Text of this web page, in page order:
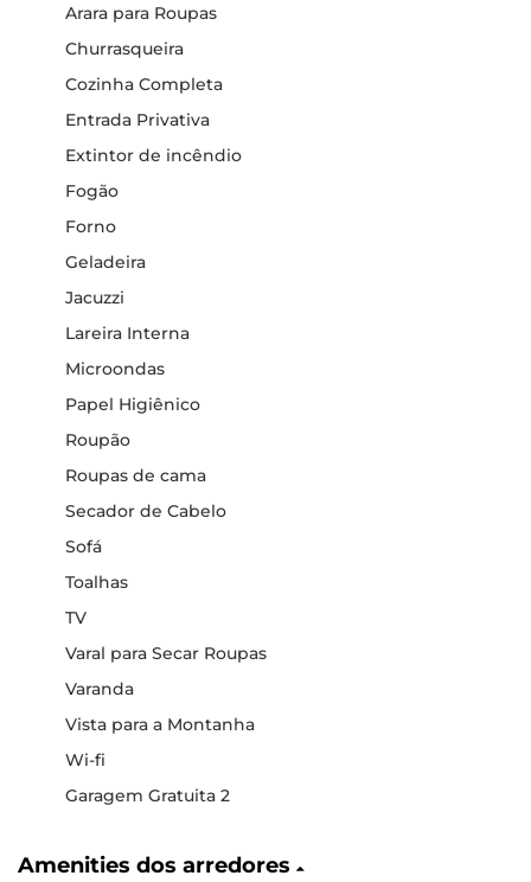
Arara para Roupas
Churrasqueira
Cozinha Completa
Entrada Privativa
Extintor de incêndio
Fogão
Forno
Geladeira
Jacuzzi
Lareira Interna
Microondas
Papel Higiênico
Roupão
Roupas de cama
Secador de Cabelo
Sofá
Toalhas
TV
Varal para Secar Roupas
Varanda
Vista para a Montanha
Wi-fi
Garagem Gratuita 2
Amenities dos arredores